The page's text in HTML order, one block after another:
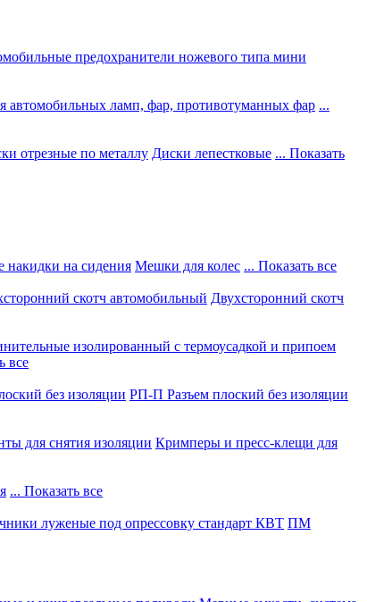
предохранители ножевого типа мини
автомобильных ламп, фар, противотуманных фар ...
отрезные по металлу Диски лепестковые ... Показать
накидки на сидения Мешки для колес ... Показать все
скотч автомобильный Двухсторонний скотч
изолированный с термоусадкой и припоем
все
без изоляции РП-П Разъем плоский без изоляции
для снятия изоляции Кримперы и пресс-клещи для
... Показать все
луженые под опрессовку стандарт КВТ ПМ